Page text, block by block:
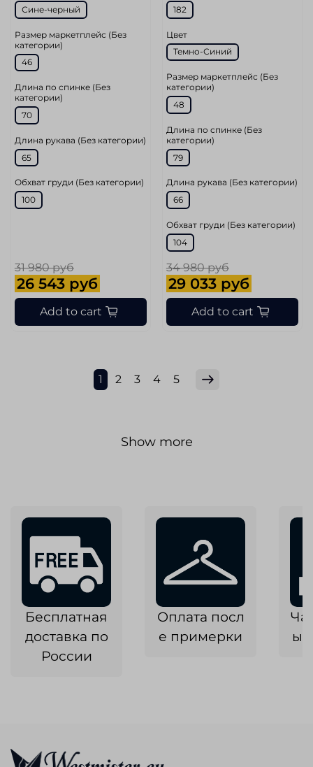
Сине-черный
Размер маркетплейс (Без
категории)
46
Длина по спинке (Без
категории)
70
Длина рукава (Без категории)
65
Обхват груди (Без категории)
100
31 980 руб
26 543 руб
Add to cart
182
Цвет
Темно-Синий
Размер маркетплейс (Без
категории)
48
Длина по спинке (Без
категории)
79
Длина рукава (Без категории)
66
Обхват груди (Без категории)
104
34 980 руб
29 033 руб
Add to cart
1 2 3 4 5
Show more
Бесплатная
доставка по
России
Оплата посл
е примерки